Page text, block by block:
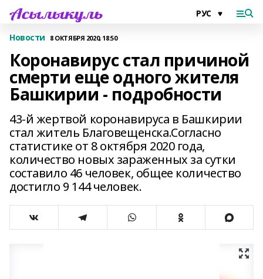
Новости 8 ОКТЯБРЯ 2020, 18:50
Коронавирус стал причиной
смерти еще одного жителя
Башкирии - подробности
43-й жертвой коронавируса в Башкирии
стал житель Благовещенска.Согласно
статистике от 8 октября 2020 года,
количество новых зараженных за сутки
составило 46 человек, общее количество
достигло 9 144 человек.